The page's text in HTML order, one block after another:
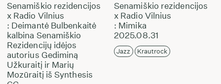
Senamiškio rezidencijos
x Radio Vilnius
: Deimantė Bulbenkaitė
kalbina Senamiškio
Rezidencijų idėjos
autorius Gediminą
Užkuraitį ir Marių
Mozūraitį iš Synthesis
Senamiškio rezidencijos
x Radio Vilnius
: Mimika
2025.08.31
Jazz Krautrock